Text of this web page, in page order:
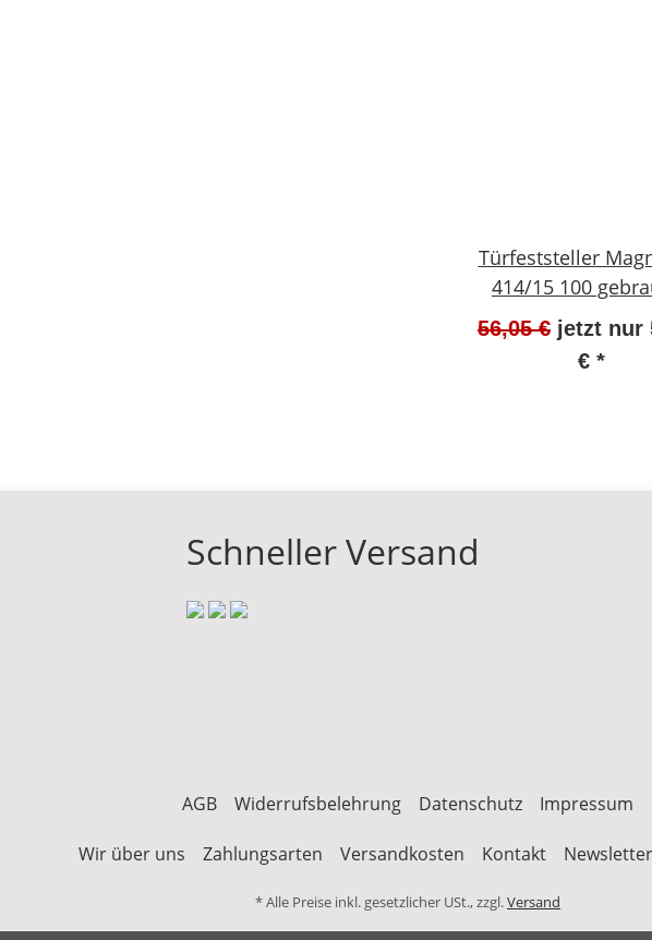
Türfeststeller
414/15 100
#W1268-
56,05 € jetzt nur
€ *
Schneller Versand
AGB Widerrufsbelehrung Datenschutz Impressum
Wir über uns Zahlungsarten Versandkosten Kontakt Newsletter
* Alle Preise inkl. gesetzlicher USt., zzgl.Versand